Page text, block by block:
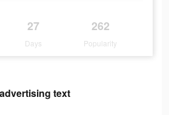
27
Days
262
Popularity
text